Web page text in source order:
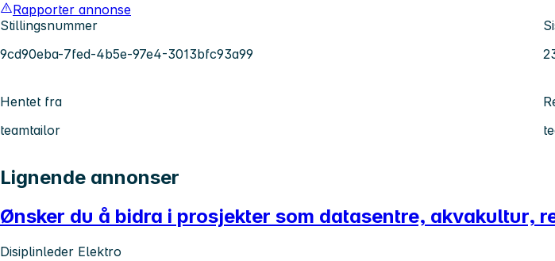
Rapporter annonse
Stillingsnummer
9cd90eba-7fed-4b5e-97e4-3013bfc93a99
Hentet fra
teamtailor
Lignende annonser
Ønsker du å bidra i prosjekter som datasentre, akvakultur,
Disiplinleder Elektro